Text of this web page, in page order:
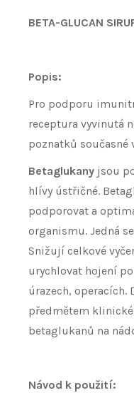
BETA-GLUCAN
Popis:
Pro podporu
receptura vyvinutá
poznatků současné
Betaglukany jsou
hlívy ústřičné.
podporovat a
organismu. Jedná
Snižují celkové
urychlovat hojení
úrazech,
předmětem
betaglukanů na
Návod k použití: